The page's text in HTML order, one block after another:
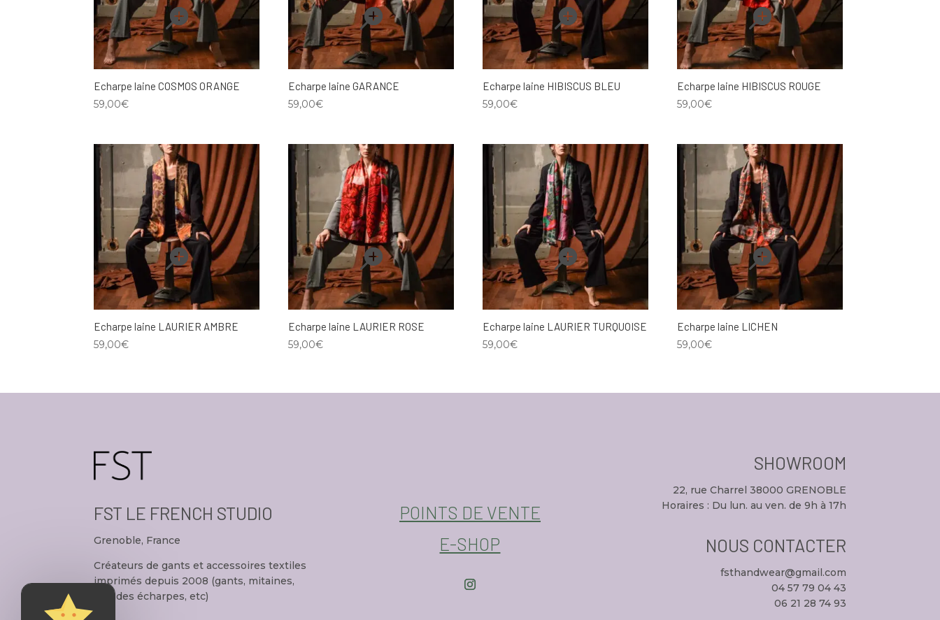
Echarpe laine COSMOS ORANGE
59,00€
Echarpe laine GARANCE
59,00€
Echarpe laine HIBISCUS BLEU
59,00€
Echarpe laine HIBISCUS ROUGE
59,00€
Echarpe laine LAURIER AMBRE
59,00€
Echarpe laine LAURIER ROSE
59,00€
Echarpe laine LAURIER TURQUOISE
59,00€
Echarpe laine LICHEN
59,00€
FST LE FRENCH STUDIO
Grenoble, France
Créateurs de gants et accessoires textiles
imprimés depuis 2008 (gants, mitaines,
grandes écharpes, etc)
POINTS DE VENTE
E-SHOP
SHOWROOM
22, rue Charrel 38000 GRENOBLE
Horaires : Du lun. au ven. de 9h à 17h
NOUS CONTACTER
fsthandwear@gmail.com
04 57 79 04 43
06 21 28 74 93